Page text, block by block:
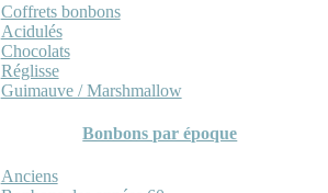
Coffrets bonbons
Acidulés
Chocolats
Réglisse
Guimauve / Marshmallow
Bonbons par époque
Anciens